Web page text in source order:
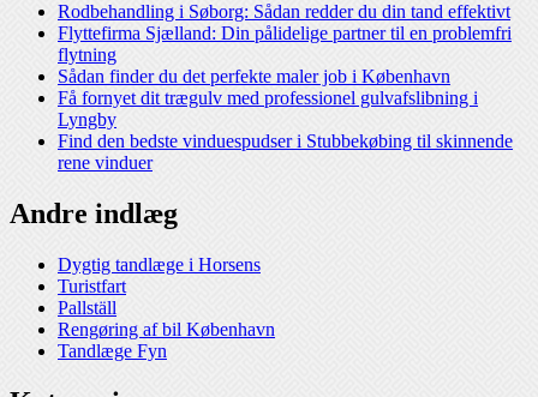
Rodbehandling i Søborg: Sådan redder du din tand effektivt
Flyttefirma Sjælland: Din pålidelige partner til en problemfri
flytning
Sådan finder du det perfekte maler job i København
Få fornyet dit trægulv med professionel gulvafslibning i
Lyngby
Find den bedste vinduespudser i Stubbekøbing til skinnende
rene vinduer
Andre indlæg
Dygtig tandlæge i Horsens
Turistfart
Pallställ
Rengøring af bil København
Tandlæge Fyn